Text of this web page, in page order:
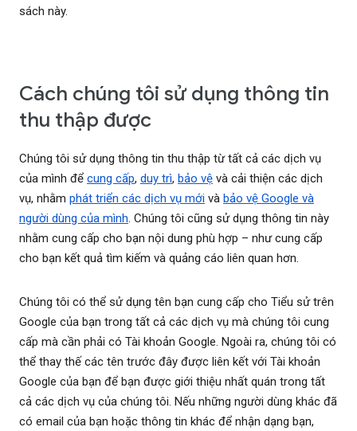
sách này.
Cách chúng tôi sử dụng thông tin
thu thập được
Chúng tôi sử dụng thông tin thu thập từ tất cả các dịch vụ
của mình để cung cấp, duy trì, bảo vệ và cải thiện các dịch
vụ, nhằm phát triển các dịch vụ mới và bảo vệ Google và
người dùng của mình. Chúng tôi cũng sử dụng thông tin này
nhằm cung cấp cho bạn nội dung phù hợp – như cung cấp
cho bạn kết quả tìm kiếm và quảng cáo liên quan hơn.
Chúng tôi có thể sử dụng tên bạn cung cấp cho Tiểu sử trên
Google của bạn trong tất cả các dịch vụ mà chúng tôi cung
cấp mà cần phải có Tài khoản Google. Ngoài ra, chúng tôi có
thể thay thế các tên trước đây được liên kết với Tài khoản
Google của bạn để bạn được giới thiệu nhất quán trong tất
cả các dịch vụ của chúng tôi. Nếu những người dùng khác đã
có email của bạn hoặc thông tin khác để nhận dạng bạn,